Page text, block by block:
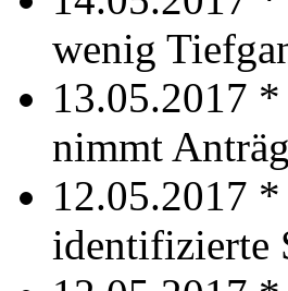
wenig
13.05.2017 *
nimmt
12.05.2017 *
identifizierte